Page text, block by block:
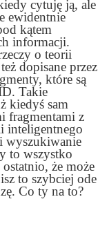
cytuję ją, ale
ewidentnie
kątem
informacji.
o teorii
dopisane przez
które są
Takie
kiedyś sam
fragmentami z
inteligentnego
wyszukiwanie
to wszystko
że może
to szybciej ode
. Co ty na to?